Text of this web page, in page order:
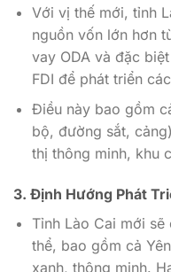
Với vị thế mới, tỉnh
nguồn vốn lớn hơn
vay ODA và đặc
FDI để phát triển
Điều này bao gồm
bộ, đường sắt,
thị thông minh, khu
3. Định Hướng Phát
Tỉnh Lào Cai mới
thể, bao gồm cả
xanh, thông minh.